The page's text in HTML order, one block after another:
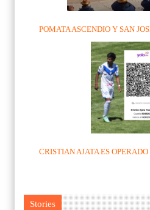
POMATA ASCENDIO Y SAN
CRISTIAN AJATA ES OPERADO
Stories